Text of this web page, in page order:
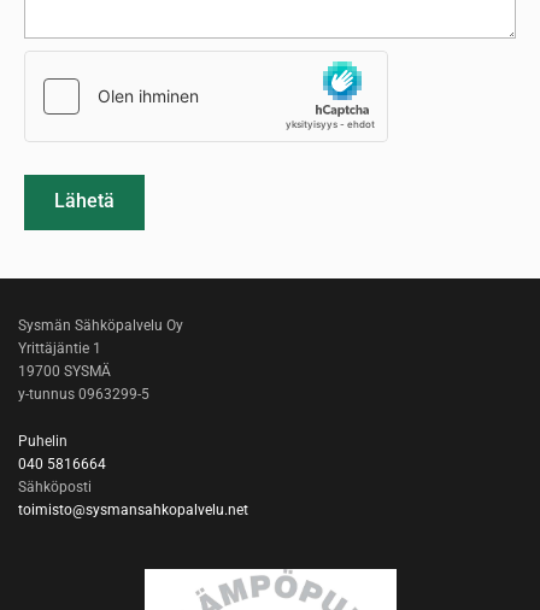
Sysmän Sähköpalvelu Oy
Yrittäjäntie 1
19700 SYSMÄ
y-tunnus 0963299-5
Puhelin
040 5816664
Sähköposti
toimisto@sysmansahkopalvelu.net